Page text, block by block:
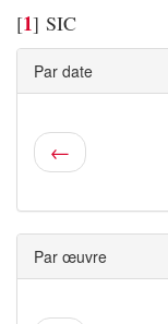
[1] SIC
Par date
←
Par œuvre